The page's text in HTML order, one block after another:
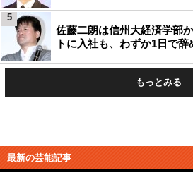
佐藤二朗は信州大経済学部
トに入社も、わずか1日で
5
もっとみる
最新の芸能記事